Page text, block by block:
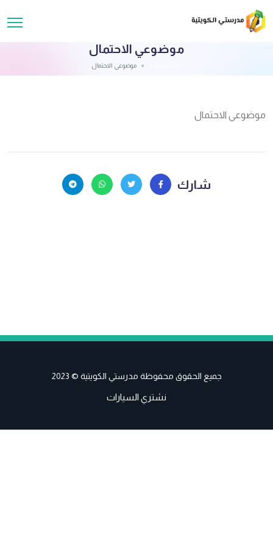
موضوعي الاحتمال
موضوعي الاحتمال
موضوعي الاحتمال
شارك
جميع الحقوق محفوظة مدرستي الكويتية © 2023
نشتري السيارات